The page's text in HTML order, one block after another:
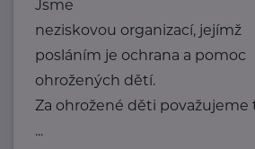
Jsme
neziskovou organizací, jejímž
posláním je ochrana a pomoc
ohrožených dětí.
Za ohrožené děti považujeme
...